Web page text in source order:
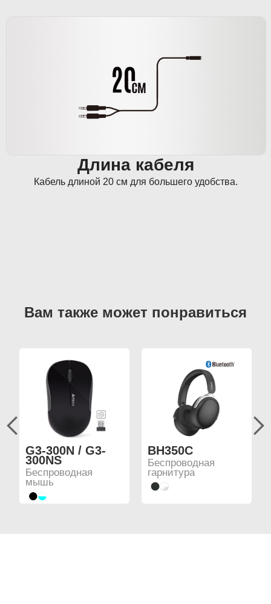
Длина кабеля
Кабель длиной 20 см для большего удобства.
G3-300N / G3-
300NS
Беспроводная
мышь
BH350C
Беспроводная
гарнитура